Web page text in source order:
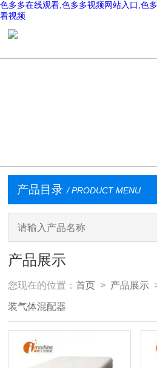
色多多在线观看,色多多视频网站入口,色
看视频
产品目录 / PRODUCT MENU
产品展示
您现在的位置：首页 > 产品展示
装气体混配器